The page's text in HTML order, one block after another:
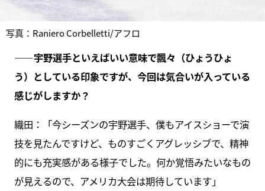
写真：Raniero Corbelletti/アフロ
――宇野選手といえばいい意味で飄々（ひょうひょ
う）としている印象ですが、今回は気合いが入っている
感じがしますか？
織田：「今シーズンの宇野選手、僕もアイスショーで演
技を見たんですけど、ものすごくアグレッシブで、精神
的にも充実感がある様子でした。何か覚悟みたいなもの
が見えるので、アメリカ大会は期待しています」